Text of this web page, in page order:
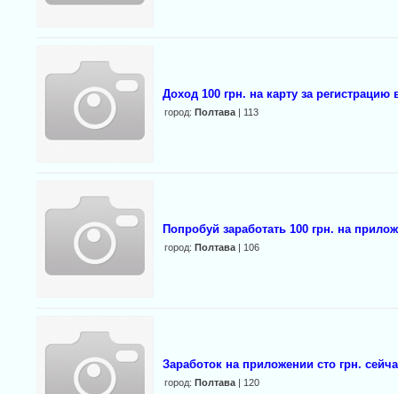
Доход 100 грн. на карту за
город: Полтава| 113
Попробуй заработать 100 грн. на
город: Полтава| 106
Заработок на приложении сто грн.
город: Полтава| 120